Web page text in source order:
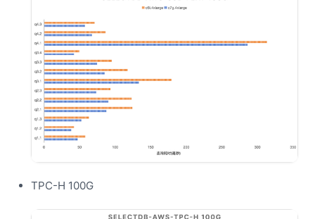
TPC-H 100G